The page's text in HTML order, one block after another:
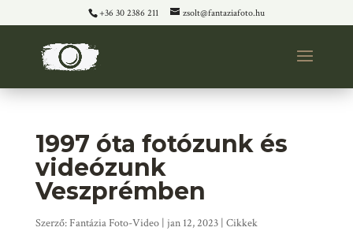
+36 30 2386 211 zsolt@fantaziafoto.hu
1997 óta fotózunk és
videózunk
Veszprémben
Szerző:Fantázia Foto-Video| jan 12, 2023| Cikkek